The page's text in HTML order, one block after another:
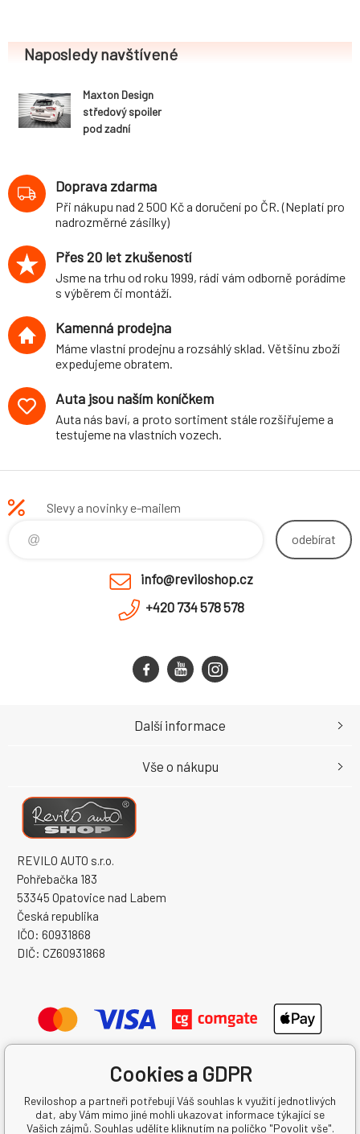
Naposledy navštívené
Maxton Design
středový spoiler
pod zadní
Line, černý lesklý
plast ABS
Doprava zdarma
Při nákupu nad 2 500 Kč a doručení po ČR. (Neplatí pro
nadrozměrné zásilky)
Přes 20 let zkušeností
Jsme na trhu od roku 1999, rádi vám odborně porádíme
s výběrem či montáží.
Kamenná prodejna
Máme vlastní prodejnu a rozsáhlý sklad. Většinu zboží
expedujeme obratem.
Auta jsou naším koníčkem
Auta nás baví, a proto sortiment stále rozšiřujeme a
testujeme na vlastních vozech.
Slevy a novinky e-mailem
odebírat
info@reviloshop.cz
+420 734 578 578
REVILO AUTO s.r.o.
Pohřebačka 183
53345 Opatovice nad Labem
Česká republika
IČO: 60931868
DIČ: CZ60931868
Další informace
Vše o nákupu
Cookies a GDPR
Reviloshop a partneři potřebují Váš souhlas k využití jednotlivých
dat, aby Vám mimo jiné mohli ukazovat informace týkající se
Vašich zájmů. Souhlas udělíte kliknutím na políčko "Povolit vše".